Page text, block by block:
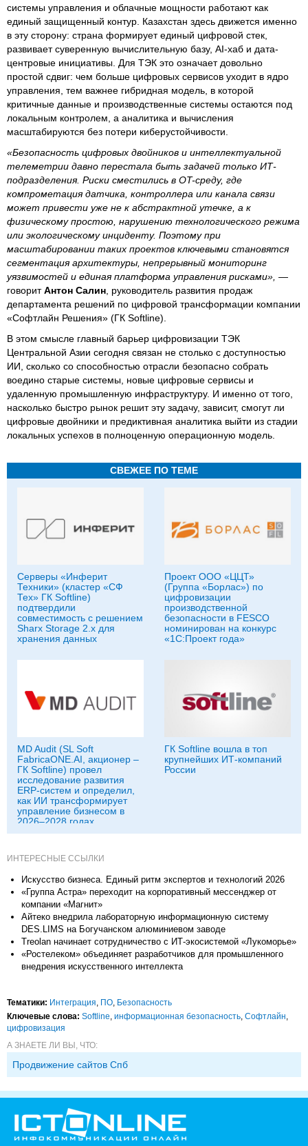
системы управления и облачные мощности работают как
единый защищенный контур. Казахстан здесь движется именно
в эту сторону: страна формирует единый цифровой стек,
развивает суверенную вычислительную базу, AI-хаб и дата-
центровые инициативы. Для ТЭК это означает довольно
простой сдвиг: чем больше цифровых сервисов уходит в ядро
управления, тем важнее гибридная модель, в которой
критичные данные и производственные системы остаются под
локальным контролем, а аналитика и вычисления
масштабируются без потери киберустойчивости.
«Безопасность цифровых двойников и интеллектуальной
телеметрии давно перестала быть задачей только ИТ-
подразделения. Риски сместились в OT-среду, где
компрометация датчика, контроллера или канала связи
может привести уже не к абстрактной утечке, а к
физическому простою, нарушению технологического режима
или экологическому инциденту. Поэтому при
масштабировании таких проектов ключевыми становятся
сегментация архитектуры, непрерывный мониторинг
уязвимостей и единая платформа управления рисками», —
говоритАнтон Салин , руководитель развития продаж
департамента решений по цифровой трансформации компании
«Софтлайн Решения» (ГК Softline).
В этом смысле главный барьер цифровизации ТЭК
Центральной Азии сегодня связан не столько с доступностью
ИИ, сколько со способностью отрасли безопасно собрать
воедино старые системы, новые цифровые сервисы и
удаленную промышленную инфраструктуру. И именно от того,
насколько быстро рынок решит эту задачу, зависит, смогут ли
цифровые двойники и предиктивная аналитика выйти из стадии
локальных успехов в полноценную операционную модель.
СВЕЖЕЕ ПО ТЕМЕ
Серверы «Инферит
Техники» (кластер «СФ
Тех» ГК Softline)
подтвердили
совместимость с решением
Sharx Storage 2.x для
хранения данных
Проект ООО «ЦЦТ»
(Группа «Борлас») по
цифровизации
производственной
безопасности в FESCO
номинирован на конкурс
«1С:Проект года»
MD Audit (SL Soft
FabricaONE.AI, акционер –
ГК Softline) провел
исследование развития
ERP-систем и определил,
как ИИ трансформирует
управление бизнесом в
2026–2028 годах
ГК Softline вошла в топ
крупнейших ИТ-компаний
России
ИНТЕРЕСНЫЕ ССЫЛКИ
Искусство бизнеса. Единый ритм экспертов и технологий 2026
«Группа Астра» переходит на корпоративный мессенджер от
компании «Магнит»
Айтеко внедрила лабораторную информационную систему
DES.LIMS на Богучанском алюминиевом заводе
Treolan начинает сотрудничество с ИТ-экосистемой «Лукоморье»
«Ростелеком» объединяет разработчиков для промышленного
внедрения искусственного интеллекта
Тематики: Интеграция, ПО, Безопасность
Ключевые слова: Softline, информационная безопасность, Софтлайн,
цифровизация
А ЗНАЕТЕ ЛИ ВЫ, ЧТО:
Продвижение сайтов Спб